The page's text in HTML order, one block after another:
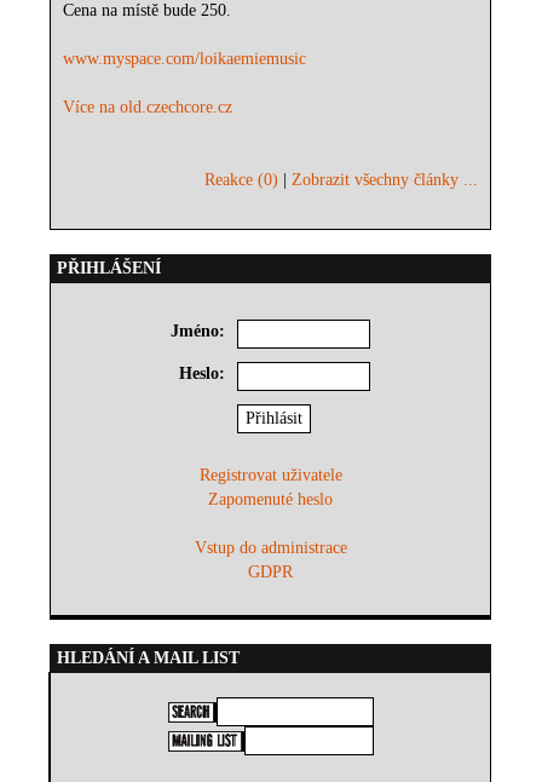
Cena na místě bude 250.
www.myspace.com/loikaemiemusic
Více na old.czechcore.cz
Reakce (0) |Zobrazit všechny články ...
PŘIHLÁŠENÍ
Jméno:
Heslo:
Registrovat uživatele
Zapomenuté heslo
Vstup do administrace
GDPR
HLEDÁNÍ A MAIL LIST